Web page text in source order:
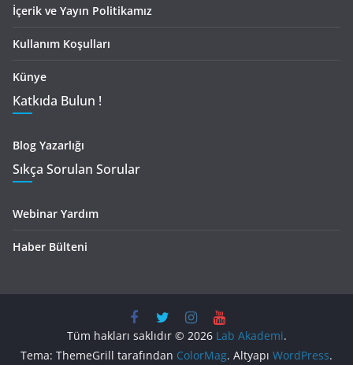
İçerik ve Yayın Politikamız
Kullanım Koşulları
Künye
Katkıda Bulun !
Blog Yazarlığı
Sıkça Sorulan Sorular
Webinar Yardım
Haber Bülteni
Tüm hakları saklıdır © 2026 Lab Akademi.
Tema: ThemeGrill tarafından ColorMag. Altyapı WordPress.